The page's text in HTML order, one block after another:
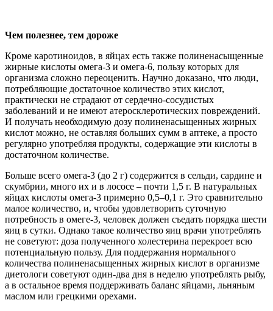
Чем полезнее, тем дороже
Кроме каротиноидов, в яйцах есть также полиненасыщенные
жирные кислоты омега-3 и омега-6, пользу которых для
организма сложно переоценить. Научно доказано, что люди,
потребляющие достаточное количество этих кислот,
практически не страдают от сердечно-сосудистых
заболеваний и не имеют атеросклеротических повреждений.
И получать необходимую дозу полиненасыщенных жирных
кислот можно, не оставляя больших сумм в аптеке, а просто
регулярно употребляя продукты, содержащие эти кислоты в
достаточном количестве.
Больше всего омега-3 (до 2 г) содержится в сельди, сардине и
скумбрии, много их и в лососе – почти 1,5 г. В натуральных
яйцах кислоты омега-3 примерно 0,5–0,1 г. Это сравнительно
малое количество, и, чтобы удовлетворить суточную
потребность в омеге-3, человек должен съедать порядка шести
яиц в сутки. Однако такое количество яиц врачи употреблять
не советуют: доза полученного холестерина перекроет всю
потенциальную пользу. Для поддержания нормального
количества полиненасыщенных жирных кислот в организме
диетологи советуют один-два дня в неделю употреблять рыбу,
а в остальное время поддерживать баланс яйцами, льняным
маслом или грецкими орехами.